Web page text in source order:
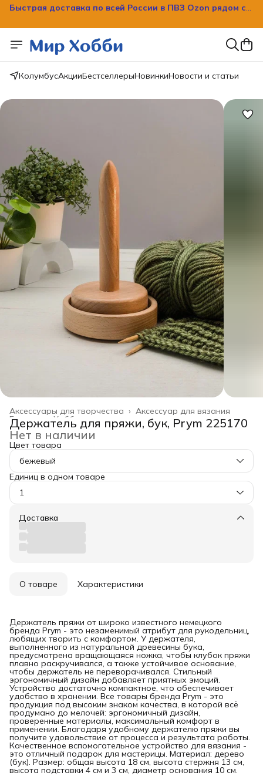
Быстрая доставка по всей России в ПВЗ Ozon рядом с
КолумбусАкцииБестселлерыНовинкиНовости и статьи
Аксессуар для вязания
Аксессуары для творчества ›
Хобби и творчество ›
Главная ›
Держатель для пряжи, бук, Prym 225170
Нет в наличии
Цвет товара
бежевый
Единиц в одном товаре
1
Доставка
О товаре Характеристики
Держатель пряжи от широко известного немецкого
бренда Prym - это незаменимый атрибут для рукодельниц,
любящих творить с комфортом. У держателя,
выполненного из натуральной древесины бука,
предусмотрена вращающаяся ножка, чтобы клубок пряжи
плавно раскручивался, а также устойчивое основание,
чтобы держатель не переворачивался. Стильный
эргономичный дизайн добавляет приятных эмоций.
Устройство достаточно компактное, что обеспечивает
удобство в хранении. Все товары бренда Prym - это
продукция под высоким знаком качества, в которой всё
продумано до мелочей: эргономичный дизайн,
проверенные материалы, максимальный комфорт в
применении. Благодаря удобному держателю пряжи вы
получите удовольствие от процесса и результата работы.
Качественное вспомогательное устройство для вязания -
это отличный подарок для мастерицы. Материал: дерево
(бук). Размер: общая высота 18 см, высота стержня 13 см,
высота подставки 4 см и 3 см, диаметр основания 10 см.